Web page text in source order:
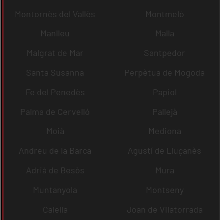
Montornès del Vallès
Montmeló
Manlleu
Malla
Malgrat de Mar
Santpedor
Santa Susanna
Perpètua de Mogoda
Fe del Penedès
Papiol
Palma de Cervelló
Pallejà
Moià
Mediona
Andreu de la Barca
Agustí de Lluçanès
Adrià de Besòs
Mura
Muntanyola
Montseny
Calella
Joan de Vilatorrada